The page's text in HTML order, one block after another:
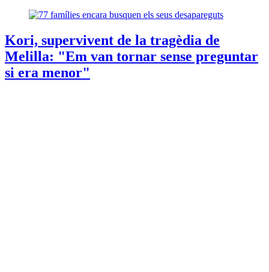
Kori, supervivent de la tragèdia de
Melilla: "Em van tornar sense preguntar
si era menor"